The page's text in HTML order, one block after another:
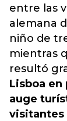
entre las
alemana
niño de
mientras
resultó
Lisboa
auge
visitantes